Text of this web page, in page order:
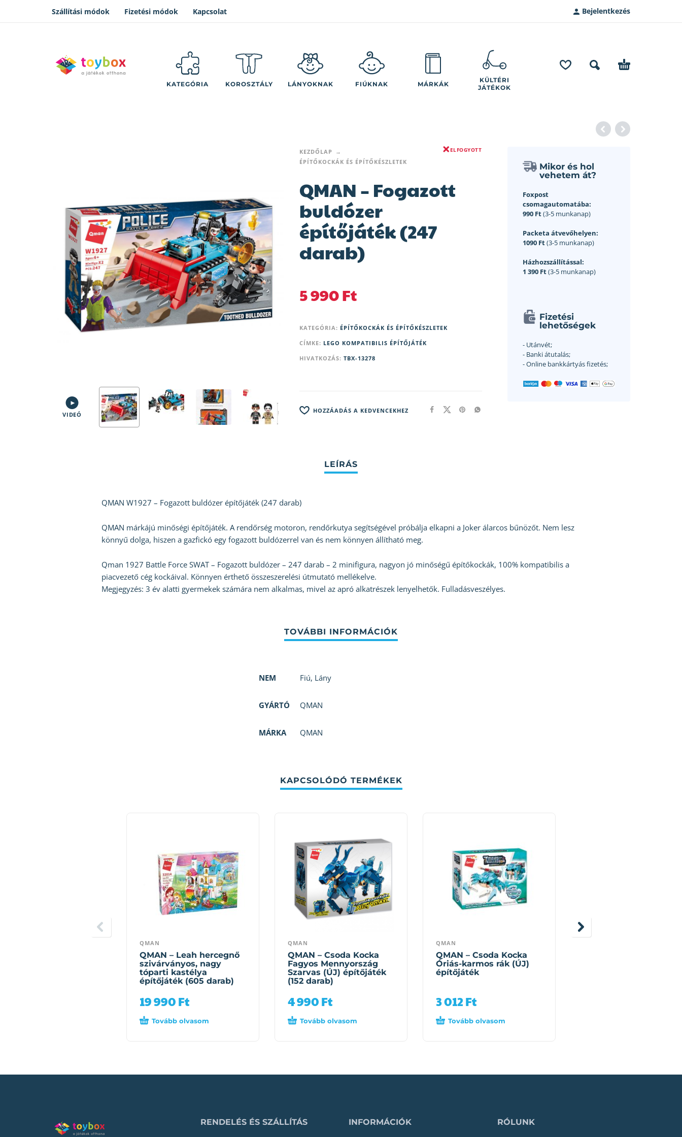
Szállítási módok Fizetési módok Kapcsolat Bejelentkezés
KATEGÓRIA KOROSZTÁLY LÁNYOKNAK FIÚKNAK MÁRKÁK
KÜLTÉRI
JÁTÉKOK
VIDEÓ
KEZDŐLAP
ÉPÍTŐKOCKÁK ÉS ÉPÍTŐKÉSZLETEK
ELFOGYOTT
QMAN – Fogazott
buldózer
építőjáték (247
darab)
5 990Ft
KATEGÓRIA: ÉPÍTŐKOCKÁK ÉS ÉPÍTŐKÉSZLETEK
CÍMKE: LEGO KOMPATIBILIS ÉPÍTŐJÁTÉK
HIVATKOZÁS: TBX-13278
HOZZÁADÁS A KEDVENCEKHEZ
Mikor és hol
vehetem át?
Foxpost
csomagautomatába:
990 Ft(3-5 munkanap)
Packeta átvevőhelyen:
1090 Ft(3-5 munkanap)
Házhozszállítással:
1 390 Ft(3-5 munkanap)
Fizetési
lehetőségek
- Utánvét;
- Banki átutalás;
- Online bankkártyás fizetés;
QMAN W1927 – Fogazott buldózer építőjáték (247 darab)
QMAN márkájú minőségi építőjáték. A rendőrség motoron, rendőrkutya segítségével próbálja elkapni a Joker álarcos bűnözőt. Nem lesz
könnyű dolga, hiszen a gazfickó egy fogazott buldózerrel van és nem könnyen állítható meg.
Qman 1927 Battle Force SWAT – Fogazott buldózer – 247 darab – 2 minifigura, nagyon jó minőségű építőkockák, 100% kompatibilis a
piacvezető cég kockáival. Könnyen érthető összeszerelési útmutató mellékelve.
Megjegyzés: 3 év alatti gyermekek számára nem alkalmas, mivel az apró alkatrészek lenyelhetők. Fulladásveszélyes.
NEM Fiú, Lány
GYÁRTÓ QMAN
MÁRKA QMAN
KAPCSOLÓDÓ TERMÉKEK
QMAN
QMAN – Leah hercegnő
szivárványos, nagy
tóparti kastélya
építőjáték (605 darab)
19 990Ft
Tovább olvasom
QMAN
QMAN – Csoda Kocka
Fagyos Mennyország
Szarvas (ÚJ) építőjáték
(152 darab)
4 990Ft
Tovább olvasom
QMAN
QMAN – Csoda Kocka
Óriás-karmos rák (ÚJ)
építőjáték
3 012Ft
Tovább olvasom
RENDELÉS ÉS SZÁLLÍTÁS INFORMÁCIÓK RÓLUNK